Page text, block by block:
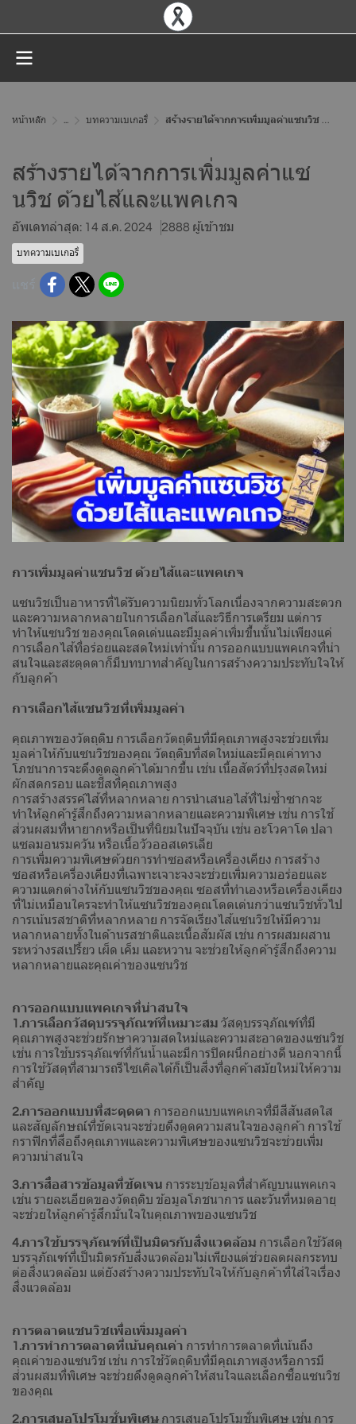
หน้าหลัก ... บทความเบเกอรี่ สร้างรายได้จากการเพิ่มมูลค่าแซนวิช ด้วยไส้และแพคเกจ
สร้างรายได้จากการเพิ่มมูลค่าแซ
นวิช ด้วยไส้และแพคเกจ
อัพเดทล่าสุด: 14 ส.ค. 2024 2888 ผู้เข้าชม
บทความเบเกอรี่
การเพิ่มมูลค่าแซนวิช ด้วยไส้และแพคเกจ
แซนวิชเป็นอาหารที่ได้รับความนิยมทั่วโลกเนื่องจากความสะดวก
และความหลากหลายในการเลือกไส้และวิธีการเตรียม แต่การ
ทำให้แซนวิช ของคุณโดดเด่นและมีมูลค่าเพิ่มขึ้นนั้นไม่เพียงแค่
การเลือกไส้ที่อร่อยและสดใหม่เท่านั้น การออกแบบแพคเกจที่น่า
สนใจและสะดุดตาก็มีบทบาทสำคัญในการสร้างความประทับใจให้
กับลูกค้า
การเลือกไส้แซนวิชที่เพิ่มมูลค่า
คุณภาพของวัตถุดิบ การเลือกวัตถุดิบที่มีคุณภาพสูงจะช่วยเพิ่ม
มูลค่าให้กับแซนวิชของคุณ วัตถุดิบที่สดใหม่และมีคุณค่าทาง
โภชนาการจะดึงดูดลูกค้าได้มากขึ้น เช่น เนื้อสัตว์ที่ปรุงสดใหม่
ผักสดกรอบ และชีสที่คุณภาพสูง
การสร้างสรรค์ไส้ที่หลากหลาย การนำเสนอไส้ที่ไม่ซ้ำซากจะ
ทำให้ลูกค้ารู้สึกถึงความหลากหลายและความพิเศษ เช่น การใช้
ส่วนผสมที่หายากหรือเป็นที่นิยมในปัจจุบัน เช่น อะโวคาโด ปลา
แซลมอนรมควัน หรือเนื้อวัวออสเตรเลีย
การเพิ่มความพิเศษด้วยการทำซอสหรือเครื่องเคียง การสร้าง
ซอสหรือเครื่องเคียงที่เฉพาะเจาะจงจะช่วยเพิ่มความอร่อยและ
ความแตกต่างให้กับแซนวิชของคุณ ซอสที่ทำเองหรือเครื่องเคียง
ที่ไม่เหมือนใครจะทำให้แซนวิชของคุณโดดเด่นกว่าแซนวิชทั่วไป
การเน้นรสชาติที่หลากหลาย การจัดเรียงไส้แซนวิชให้มีความ
หลากหลายทั้งในด้านรสชาติและเนื้อสัมผัส เช่น การผสมผสาน
ระหว่างรสเปรี้ยว เผ็ด เค็ม และหวาน จะช่วยให้ลูกค้ารู้สึกถึงความ
หลากหลายและคุณค่าของแซนวิช
การออกแบบแพคเกจที่น่าสนใจ
1.การเลือกวัสดุบรรจุภัณฑ์ที่เหมาะสม วัสดุบรรจุภัณฑ์ที่มี
คุณภาพสูงจะช่วยรักษาความสดใหม่และความสะอาดของแซนวิช
เช่น การใช้บรรจุภัณฑ์ที่กันน้ำและมีการปิดผนึกอย่างดี นอกจากนี้
การใช้วัสดุที่สามารถรีไซเคิลได้ก็เป็นสิ่งที่ลูกค้าสมัยใหม่ให้ความ
สำคัญ
2.การออกแบบที่สะดุดตา การออกแบบแพคเกจที่มีสีสันสดใส
และสัญลักษณ์ที่ชัดเจนจะช่วยดึงดูดความสนใจของลูกค้า การใช้
กราฟิกที่สื่อถึงคุณภาพและความพิเศษของแซนวิชจะช่วยเพิ่ม
ความน่าสนใจ
3.การสื่อสารข้อมูลที่ชัดเจน การระบุข้อมูลที่สำคัญบนแพคเกจ
เช่น รายละเอียดของวัตถุดิบ ข้อมูลโภชนาการ และวันที่หมดอายุ
จะช่วยให้ลูกค้ารู้สึกมั่นใจในคุณภาพของแซนวิช
4.การใช้บรรจุภัณฑ์ที่เป็นมิตรกับสิ่งแวดล้อม การเลือกใช้วัสดุ
บรรจุภัณฑ์ที่เป็นมิตรกับสิ่งแวดล้อมไม่เพียงแต่ช่วยลดผลกระทบ
ต่อสิ่งแวดล้อม แต่ยังสร้างความประทับใจให้กับลูกค้าที่ใส่ใจเรื่อง
สิ่งแวดล้อม
การตลาดแซนวิชเพื่อเพิ่มมูลค่า
1.การทำการตลาดที่เน้นคุณค่า การทำการตลาดที่เน้นถึง
คุณค่าของแซนวิช เช่น การใช้วัตถุดิบที่มีคุณภาพสูงหรือการมี
ส่วนผสมที่พิเศษ จะช่วยดึงดูดลูกค้าให้สนใจและเลือกซื้อแซนวิช
ของคุณ
2.การเสนอโปรโมชั่นพิเศษ การเสนอโปรโมชั่นพิเศษ เช่น การ